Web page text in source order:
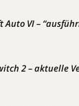
Auto VI –
2 – aktuelle